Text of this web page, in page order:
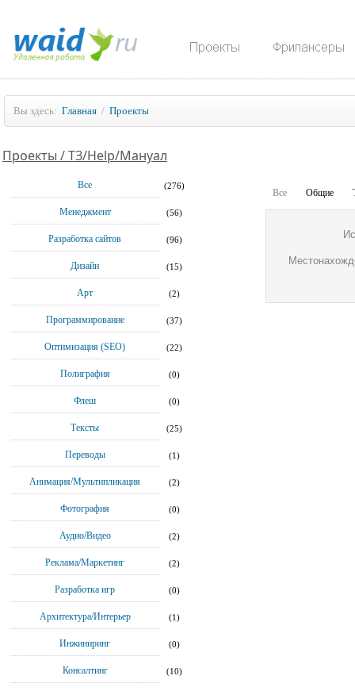
Вы здесь: Главная / Проекты
Проекты / ТЗ/Help/Мануал
Все (276)
Менеджмент (56)
Разработка сайтов (96)
Дизайн (15)
Арт (2)
Программирование (37)
Оптимизация (SEO) (22)
Полиграфия (0)
Флеш (0)
Тексты (25)
Переводы (1)
Анимация/Мультипликация (2)
Фотография (0)
Аудио/Видео (2)
Реклама/Маркетинг (2)
Разработка игр (0)
Архитектура/Интерьер (1)
Инжиниринг (0)
Консалтинг (10)
Все Общие